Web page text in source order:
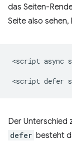
das Seiten-
Seite also
<script async
Der Unterschied
defer besteht